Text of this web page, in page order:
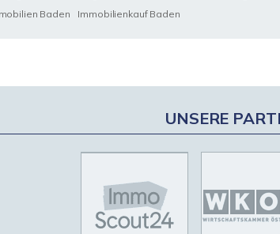
Baden Immobilienkauf Baden
UNSERE